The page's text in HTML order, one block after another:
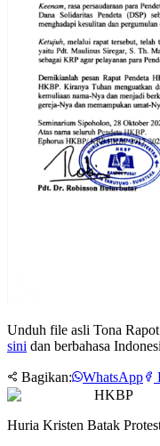
Unduh file asli Tona
sini dan berbahasa
Bagikan: WhatsApp
HKBP
Huria Kristen Batak